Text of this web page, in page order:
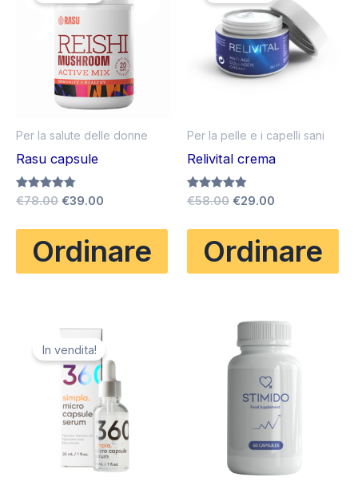
Per la salute delle donne
Rasu capsule
Valutato
€78.00 Il
originale
era:
€78.00.
€39.00
attuale
è:
€39.00.
Ordinare
Per la pelle e i capelli sani
Relivital crema
Valutato
€58.00 Il
originale
era:
€58.00.
€29.00
attuale
è:
€29.00.
Ordinare
In vendita!